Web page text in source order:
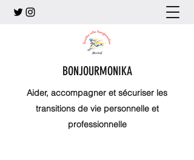
BONJOURMONIKA
Aider, accompagner et sécuriser les
transitions de vie personnelle et
professionnelle